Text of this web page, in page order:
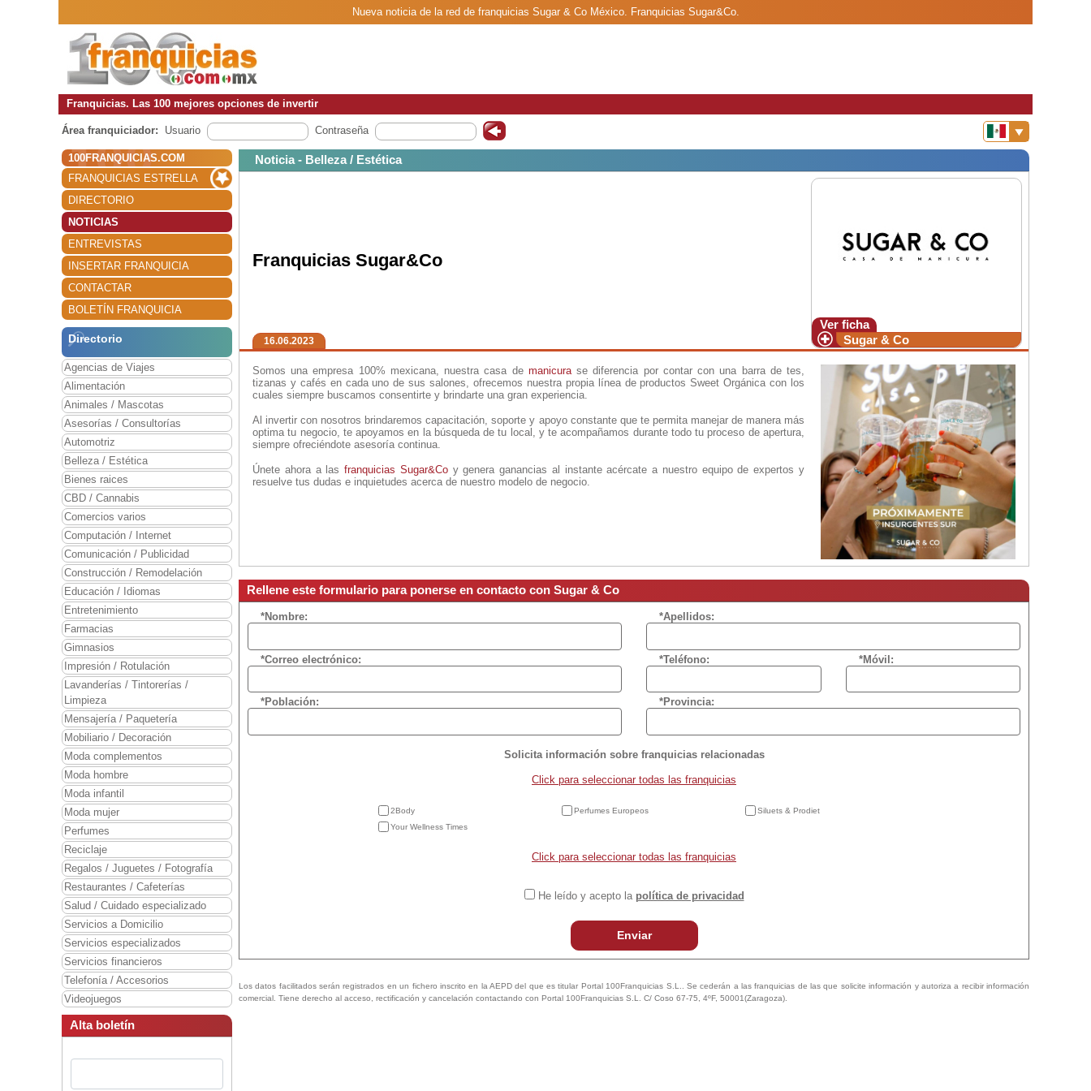
Nueva noticia de la red de franquicias Sugar & Co México. Franquicias Sugar&Co.
Franquicias. Las 100 mejores opciones de invertir
Área franquiciador: Usuario Contraseña
100FRANQUICIAS.COM
FRANQUICIAS ESTRELLA
DIRECTORIO
NOTICIAS
ENTREVISTAS
INSERTAR FRANQUICIA
CONTACTAR
BOLETÍN FRANQUICIA
Directorio
Agencias de Viajes
Alimentación
Animales / Mascotas
Asesorías / Consultorías
Automotriz
Belleza / Estética
Bienes raices
CBD / Cannabis
Comercios varios
Computación / Internet
Comunicación / Publicidad
Construcción / Remodelación
Educación / Idiomas
Entretenimiento
Farmacias
Gimnasios
Impresión / Rotulación
Lavanderías / Tintorerías /
Limpieza
Mensajería / Paquetería
Mobiliario / Decoración
Moda complementos
Moda hombre
Moda infantil
Moda mujer
Perfumes
Reciclaje
Regalos / Juguetes / Fotografía
Restaurantes / Cafeterías
Salud / Cuidado especializado
Servicios a Domicilio
Servicios especializados
Servicios financieros
Telefonía / Accesorios
Videojuegos
Alta boletín
Noticia - Belleza / Estética
Ver ficha
Sugar & Co
Franquicias Sugar&Co
16.06.2023
Somos una empresa 100% mexicana, nuestra casa de manicurase diferencia por contar con una barra de tes,
tizanas y cafés en cada uno de sus salones, ofrecemos nuestra propia línea de productos Sweet Orgánica con los
cuales siempre buscamos consentirte y brindarte una gran experiencia.
Al invertir con nosotros brindaremos capacitación, soporte y apoyo constante que te permita manejar de manera más
optima tu negocio, te apoyamos en la búsqueda de tu local, y te acompañamos durante todo tu proceso de apertura,
siempre ofreciéndote asesoría continua.
Únete ahora a lasfranquicias Sugar&Coy genera ganancias al instante acércate a nuestro equipo de expertos y
resuelve tus dudas e inquietudes acerca de nuestro modelo de negocio.
Rellene este formulario para ponerse en contacto con Sugar & Co
*Nombre: *Apellidos:
*Correo electrónico: *Teléfono: *Móvil:
*Población: *Provincia:
Solicita información sobre franquicias relacionadas
Click para seleccionar todas las franquicias
2Body Perfumes Europeos
Siluets & Prodiet
Your Wellness Times
Click para seleccionar todas las franquicias
He leído y acepto la política de privacidad
Enviar
Los datos facilitados serán registrados en un fichero inscrito en la AEPD del que es titular Portal 100Franquicias S.L.. Se cederán a las franquicias de las que solicite información y autoriza a recibir información
comercial. Tiene derecho al acceso, rectificación y cancelación contactando con Portal 100Franquicias S.L. C/ Coso 67-75, 4ºF, 50001(Zaragoza).